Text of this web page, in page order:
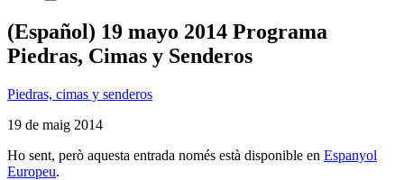
(Español) 19 mayo 2014 Programa
Piedras, Cimas y Senderos
Piedras, cimas y senderos
19 de maig 2014
Ho sent, però aquesta entrada només està disponible en Espanyol
Europeu.